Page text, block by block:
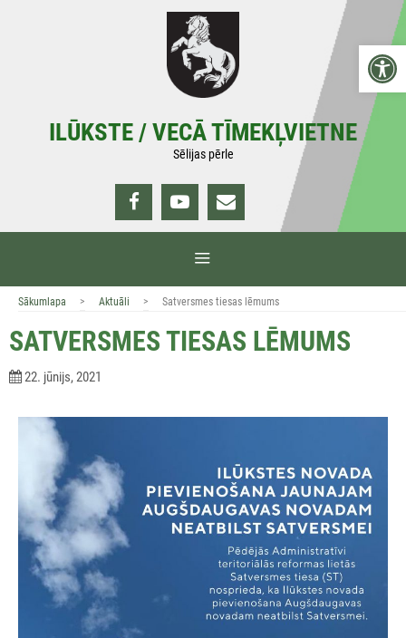
ILŪKSTE / VECĀ TĪMEKĻVIETNE
Sēlijas pērle
Sākumlapa > Aktuāli > Satversmes tiesas lēmums
SATVERSMES TIESAS LĒMUMS
22. jūnijs, 2021